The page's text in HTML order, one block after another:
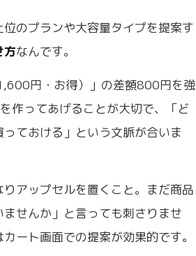
のプランや大容量タイプを提案す
方なんです。
円・お得）」の差額800円を強
作ってあげることが大切で、「ど
ておける」という文脈が合いま
アップセルを置くこと。まだ商品
せんか」と言っても刺さりませ
ート画面での提案が効果的です。